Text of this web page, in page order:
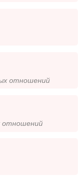
отношений
отношений